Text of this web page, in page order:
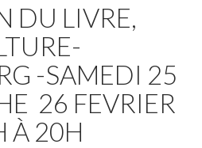
DU LIVRE,
-SAMEDI 25
26 FEVRIER
À 20H